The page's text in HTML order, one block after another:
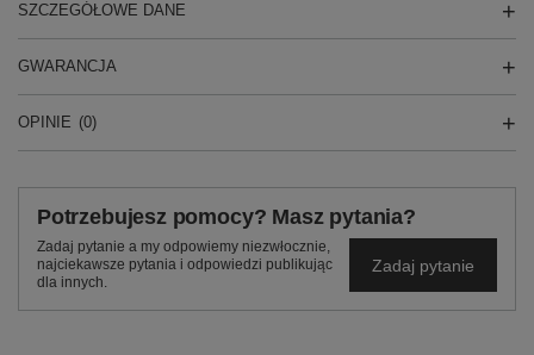
SZCZEGÓŁOWE DANE
GWARANCJA
OPINIE (0)
Potrzebujesz pomocy? Masz pytania?
Zadaj pytanie a my odpowiemy niezwłocznie,
najciekawsze pytania i odpowiedzi publikując
dla innych.
Zadaj pytanie